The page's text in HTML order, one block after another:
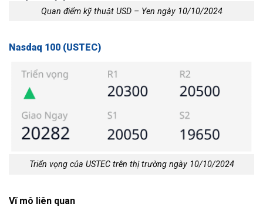
Quan điểm kỹ thuật USD – Yen ngày 10/10/2024
Nasdaq 100 (USTEC)
Triển vọng của USTEC trên thị trường ngày 10/10/2024
Vĩ mô liên quan